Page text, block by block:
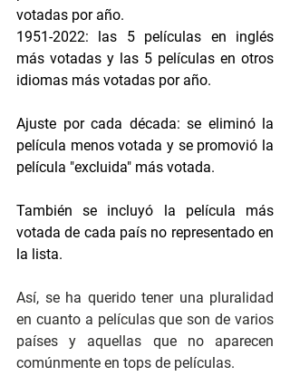
votadas por año.
1951-2022: las 5 películas en inglés
más votadas y las 5 películas en otros
idiomas más votadas por año.
Ajuste por cada década: se eliminó la
película menos votada y se promovió la
película "excluida" más votada.
También se incluyó la película más
votada de cada país no representado en
la lista.
Así, se ha querido tener una pluralidad
en cuanto a películas que son de varios
países y aquellas que no aparecen
comúnmente en tops de películas.